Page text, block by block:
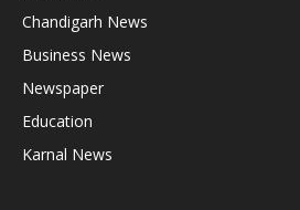
Chandigarh News
Business News
Newspaper
Education
Karnal News